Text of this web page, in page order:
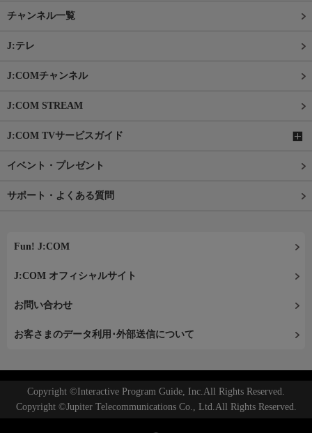
チャンネル一覧
J:テレ
J:COMチャンネル
J:COM STREAM
J:COM TVサービスガイド
イベント・プレゼント
サポート・よくある質問
Fun! J:COM
J:COM オフィシャルサイト
お問い合わせ
お客さまのデータ利用･外部送信について
Copyright ©Interactive Program Guide, Inc.All Rights Reserved.
Copyright ©Jupiter Telecommunications Co., Ltd.All Rights Reserved.